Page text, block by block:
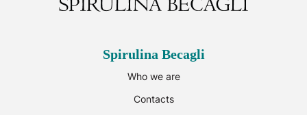
Spirulina Becagli
Who we are
Contacts